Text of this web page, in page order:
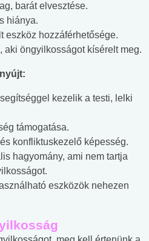
barát elvesztése.
hiánya.
eszköz hozzáférhetősége.
aki öngyilkosságot kísérelt meg.
kezelik a testi, lelki
támogatása.
konfliktuskezelő képesség.
hagyomány, ami nem tartja
eszközök nehezen